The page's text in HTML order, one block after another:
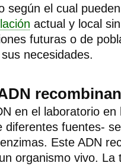
según el cual
actual y local
futuras o de
necesidades.
en el laboratorio en
diferentes fuentes-
Este ADN
organismo vivo. La